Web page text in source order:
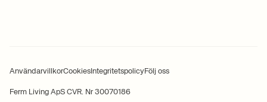
AnvändarvillkorCookies IntegritetspolicyFölj oss
Ferm Living ApS CVR. Nr 30070186